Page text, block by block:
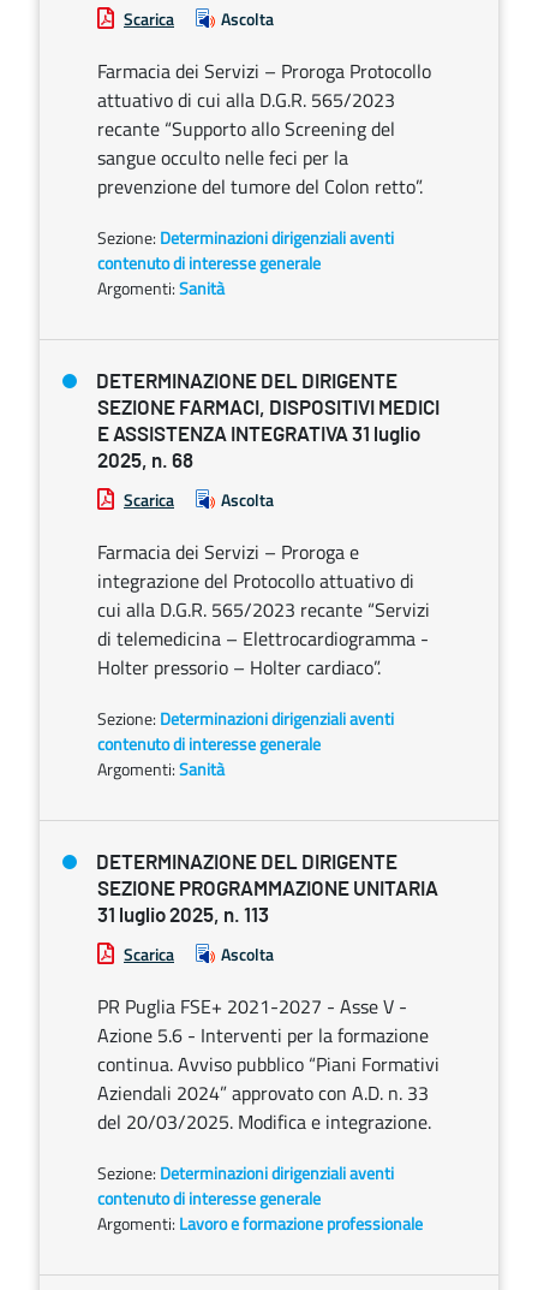
Scarica Ascolta
Farmacia dei Servizi – Proroga Protocollo
attuativo di cui alla D.G.R. 565/2023
recante “Supporto allo Screening del
sangue occulto nelle feci per la
prevenzione del tumore del Colon retto”.
Sezione: Determinazioni dirigenziali aventi
contenuto di interesse generale
Argomenti:Sanità
DETERMINAZIONE DEL DIRIGENTE
SEZIONE FARMACI, DISPOSITIVI MEDICI
E ASSISTENZA INTEGRATIVA 31 luglio
2025, n. 68
Scarica Ascolta
Farmacia dei Servizi – Proroga e
integrazione del Protocollo attuativo di
cui alla D.G.R. 565/2023 recante “Servizi
di telemedicina – Elettrocardiogramma -
Holter pressorio – Holter cardiaco”.
Sezione: Determinazioni dirigenziali aventi
contenuto di interesse generale
Argomenti:Sanità
DETERMINAZIONE DEL DIRIGENTE
SEZIONE PROGRAMMAZIONE UNITARIA
31 luglio 2025, n. 113
Scarica Ascolta
PR Puglia FSE+ 2021-2027 - Asse V -
Azione 5.6 - Interventi per la formazione
continua. Avviso pubblico “Piani Formativi
Aziendali 2024” approvato con A.D. n. 33
del 20/03/2025. Modifica e integrazione.
Sezione: Determinazioni dirigenziali aventi
contenuto di interesse generale
Argomenti: Lavoro e formazione professionale